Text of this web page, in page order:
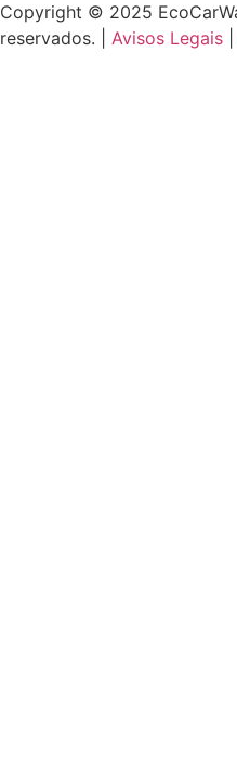
Copyright © 2025
reservados. | Avisos Legais